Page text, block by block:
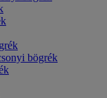
bögrék